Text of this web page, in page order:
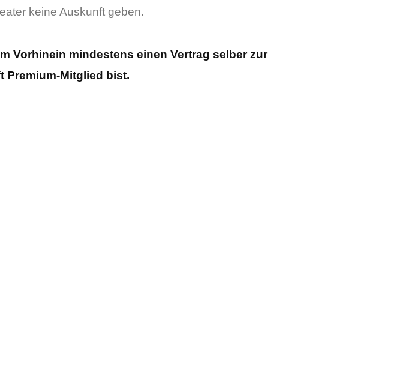
keine Auskunft geben.
Vorhinein mindestens einen Vertrag selber zur
Premium-Mitglied bist.